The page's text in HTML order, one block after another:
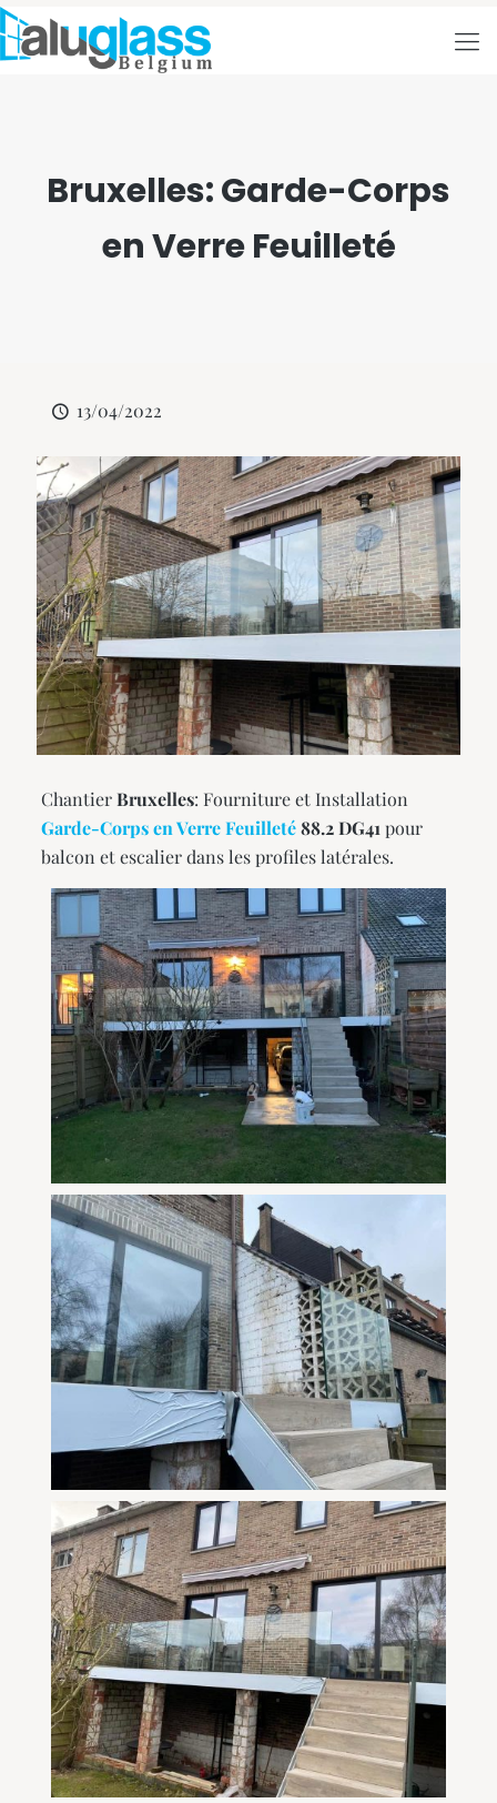
Bruxelles: Garde-Corps
en Verre Feuilleté
13/04/2022
ChantierBruxelles: Fourniture et Installation
Garde-Corps en Verre Feuilleté88.2 DG41 pour
balcon et escalier dans les profiles latérales.